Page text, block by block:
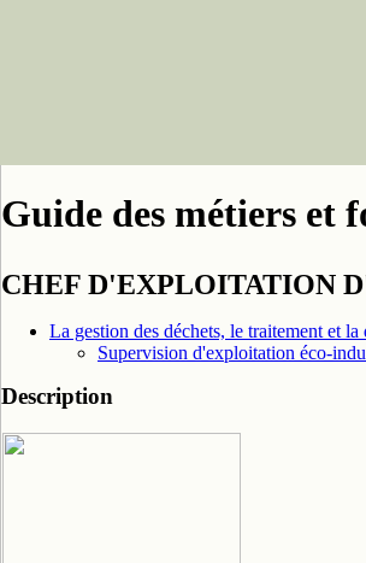
Guide des métiers et
CHEF D'EXPLOITATION
La gestion des déchets, le traitement et
Supervision d'exploitation éco-
Description